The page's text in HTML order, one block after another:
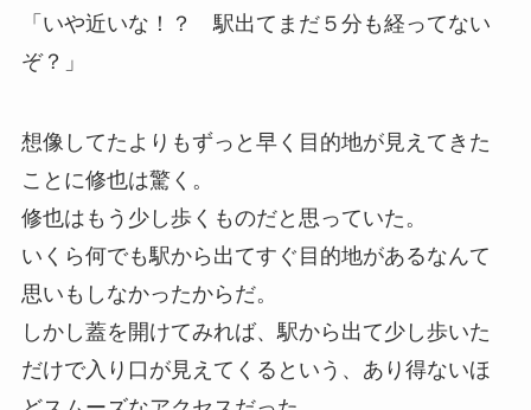
「いや近いな！？ 駅出てまだ５分も経ってない
ぞ？」
想像してたよりもずっと早く目的地が見えてきた
ことに修也は驚く。
修也はもう少し歩くものだと思っていた。
いくら何でも駅から出てすぐ目的地があるなんて
思いもしなかったからだ。
しかし蓋を開けてみれば、駅から出て少し歩いた
だけで入り口が見えてくるという、あり得ないほ